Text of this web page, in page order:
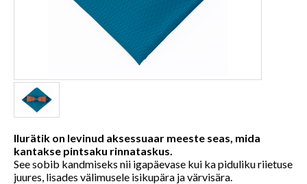
Ilurätik on levinud aksessuaar meeste seas, mida
kantakse pintsaku rinnataskus.
See sobib kandmiseks nii igapäevase kui ka piduliku riietuse
juures, lisades välimusele isikupära ja värvisära.